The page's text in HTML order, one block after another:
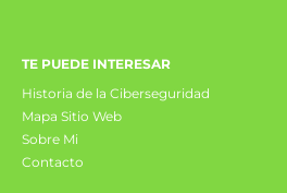
TE PUEDE INTERESAR
Historia de la Ciberseguridad
Mapa Sitio Web
Sobre Mi
Contacto